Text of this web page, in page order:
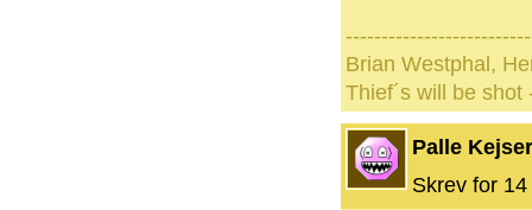
Brian Westphal,
Thief´s will be
Palle Kejser
Skrev for